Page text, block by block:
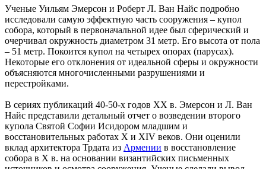
Ученые Уильям Эмерсон и Роберт Л. Ван Найс подробно
исследовали самую эффектную часть сооружения – купол
собора, который в первоначальной идее был сферический и
очерчивал окружность диаметром 31 метр. Его высота от пола
– 51 метр. Покоится купол на четырех опорах (парусах).
Некоторые его отклонения от идеальной сферы и окружности
объясняются многочисленными разрушениями и
перестройками.
В сериях публикаций 40-50-х годов ХХ в. Эмерсон и Л. Ван
Найс представили детальный отчет о возведении второго
купола Святой Софии Исидором младшим и
восстановительных работах X и XIV веков. Они оценили
вклад архитектора Трдата из Армении в восстановление
собора в Х в. на основании византийских письменных